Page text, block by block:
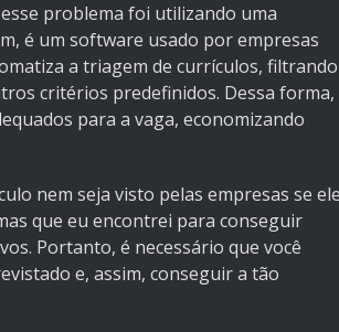
problema foi utilizando uma
é um software usado por empresas
a triagem de currículos, filtrando
critérios predefinidos. Dessa forma,
para a vaga, economizando
nem seja visto pelas empresas se
que eu encontrei para conseguir
Portanto, é necessário que você
e, assim, conseguir a tão